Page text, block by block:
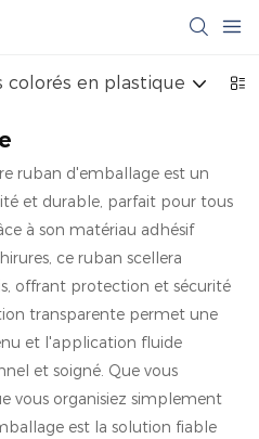
colorés en plastique
ruban d'emballage est un
et durable, parfait pour tous
à son matériau adhésif
ce ruban scellera
offrant protection et sécurité
transparente permet une
et l'application fluide
et soigné. Que vous
vous organisiez simplement
est la solution fiable